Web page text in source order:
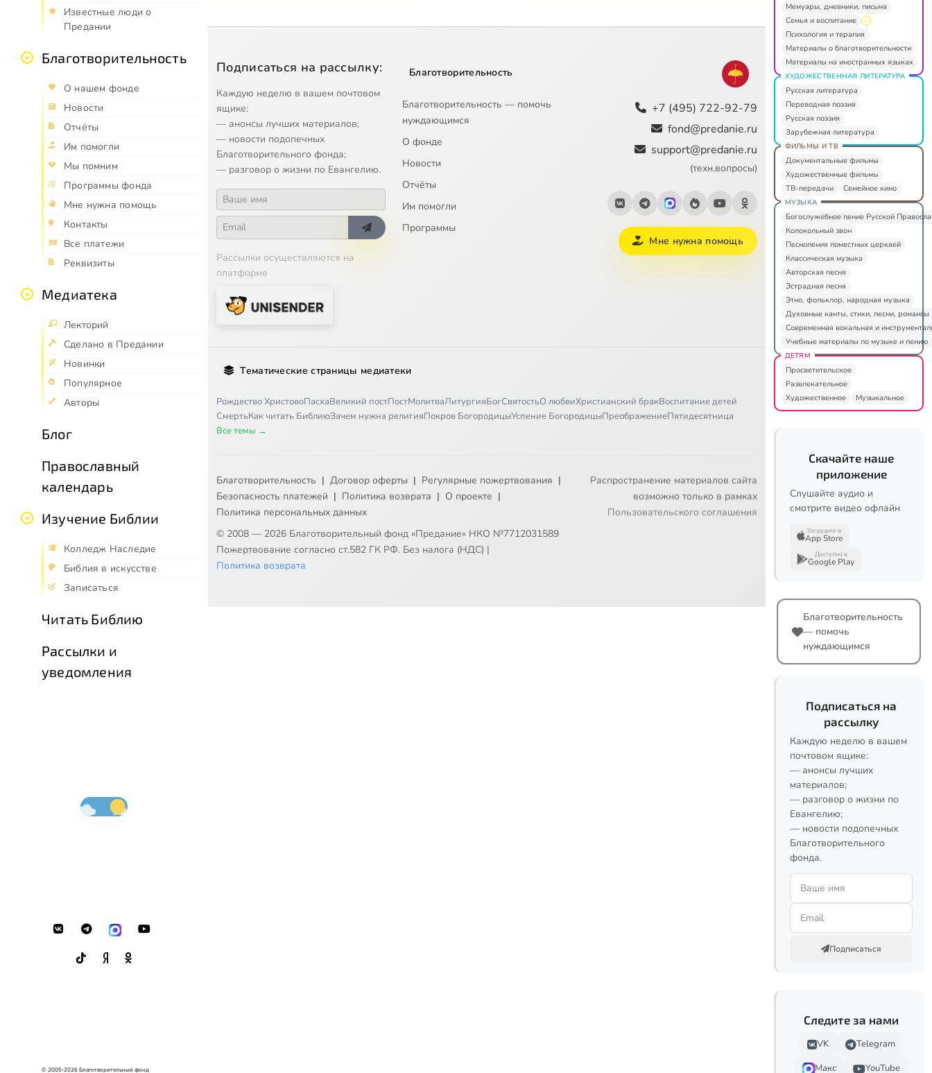
Известные люди о
Предании
Благотворительность
О нашем фонде
Новости
Отчёты
Им помогли
Мы помним
Программы фонда
Мне нужна помощь
Контакты
Все платежи
Реквизиты
Медиатека
Лекторий
Сделано в Предании
Новинки
Популярное
Авторы
Блог
Православный
календарь
Изучение Библии
Колледж Наследие
Библия в искусстве
Записаться
Читать Библию
Рассылки и
уведомления
© 2005-2026 Благотворительный фонд
Подписаться на рассылку:
Каждую неделю в вашем почтовом
ящике:
— анонсы лучших материалов;
— новости подопечных
Благотворительного фонда;
— разговор о жизни по Евангелию.
Рассылки осуществляются на
платформе
Благотворительность
Благотворительность — помочь
нуждающимся
О фонде
Новости
Отчёты
Им помогли
Программы
+7 (495) 722-92-79
fond@predanie.ru
support@predanie.ru
(техн.вопросы)
Мне нужна помощь
Тематические страницы медиатеки
Рождество ХристовоПасхаВеликий постПостМолитваЛитургияБогСвятостьО любвиХристианский бракВоспитание детей
СмертьКак читать БиблиюЗачем нужна религияПокров БогородицыУспение БогородицыПреображениеПятидесятница
Все темы →
Благотворительность | Договор оферты | Регулярные пожертвования |
Безопасность платежей | Политика возврата | О проекте |
Политика персональных данных
© 2008 — 2026 Благотворительный фонд «Предание» НКО №7712031589
Пожертвование согласно ст.582 ГК РФ. Без налога (НДС) |
Политика возврата
Распространение материалов сайта
возможно только в рамках
Пользовательского соглашения
Мемуары, дневники, письма
Семья и воспитание
Психология и терапия
Материалы о благотворительности
Материалы на иностранных языках
ХУДОЖЕСТВЕННАЯ ЛИТЕРАТУРА
Русская литература
Переводная поэзия
Русская поэзия
Зарубежная литература
ФИЛЬМЫ И ТВ
Документальные фильмы
Художественные фильмы
ТВ-передачи
Семейное кино
МУЗЫКА
Богослужебное пение Русской
Колокольный звон
Песнопения поместных церквей
Классическая музыка
Авторская песня
Эстрадная песня
Этно, фольклор, народная музыка
Духовные канты, стихи, песни, романсы
Современная вокальная и
Учебные материалы по музыке и пению
ДЕТЯМ
Просветительское
Развлекательное
Художественное
Музыкальное
Скачайте наше
приложение
Слушайте аудио и
смотрите видео офлайн
Загрузите в
App Store
Доступно в
Google Play
Благотворительность
— помочь
нуждающимся
Подписаться на
рассылку
Каждую неделю в вашем
почтовом ящике:
— анонсы лучших
материалов;
— разговор о жизни по
Евангелию;
— новости подопечных
Благотворительного
фонда.
Подписаться
Следите за нами
VK
Telegram
Макс
YouTube